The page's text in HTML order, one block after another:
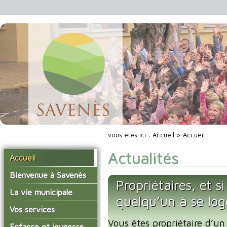
Accueil
Bienvenue à Savenès
Situer Savenès
Savenès en chiffre
L'histoire du village
La vie municipale
Vos élus
Les compte-rendus du
Vos services
La mairie
vous êtes ici : Accueil > Accueil
Actualités
Propriétaires, et
quelqu’un à se
Vous êtes propriétaire